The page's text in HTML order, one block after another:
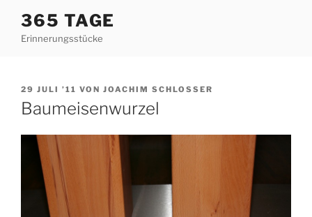
Inhalt
springen
365 TAGE
Erinnerungsstücke
VERÖFFENTLICHT
AM
29 JULI ’11 VON JOACHIM SCHLOSSER
Baumeisenwurzel